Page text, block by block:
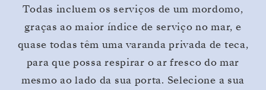
Todas incluem os serviços de um mordomo,
graças ao maior índice de serviço no mar, e
quase todas têm uma varanda privada de teca,
para que possa respirar o ar fresco do mar
mesmo ao lado da sua porta. Selecione a sua